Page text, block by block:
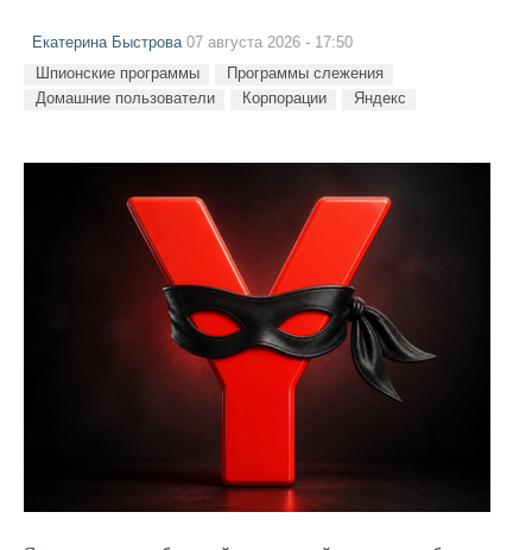
Екатерина Быстрова 07 августа 2026 - 17:50
Шпионские программы
Программы слежения
Домашние пользователи
Корпорации Яндекс